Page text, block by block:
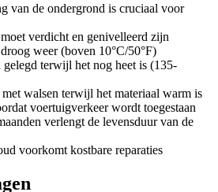
van de ondergrond is cruciaal voor
verdicht en genivelleerd zijn
weer (boven 10°C/50°F)
terwijl het nog heet is (135-
walsen terwijl het materiaal warm is
voertuigverkeer wordt toegestaan
verlengt de levensduur van de
voorkomt kostbare reparaties